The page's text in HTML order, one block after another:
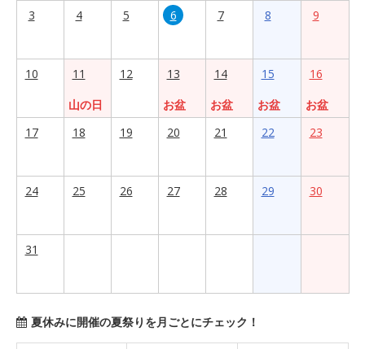
3 4 5 6 7 8 9
10
11
山の日
12
13
お盆
14
お盆
15
お盆
16
お盆
17
18 19 20 21 22 23
24 25 26 27 28 29 30
31
夏休みに開催の夏祭りを月ごとにチェック！